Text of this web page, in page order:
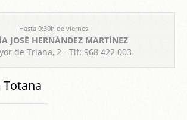
Hasta 9:30h de viernes
JOSÉ HERNÁNDEZ MARTÍNEZ
de Triana, 2 - Tlf: 968 422 003
Totana